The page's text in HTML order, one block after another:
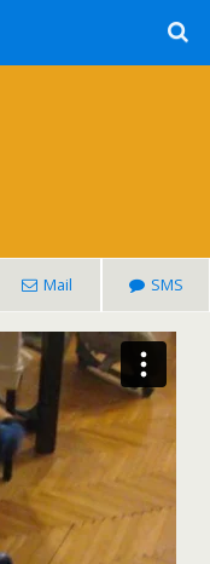
Mail SMS